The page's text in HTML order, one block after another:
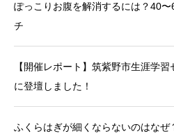
ぽっこりお腹を解消するには？40
チ
【開催レポート】筑紫野市生涯学
に登壇しました！
ふくらはぎが細くならないのはな